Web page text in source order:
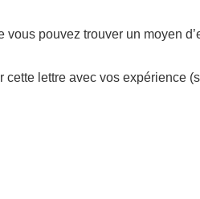
vous pouvez trouver un moyen
lettre avec vos expérience